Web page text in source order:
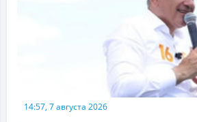
14:57, 7 августа 2026